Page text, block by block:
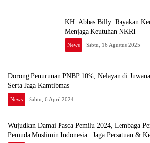
KH. Abbas Billy: Rayakan
Menjaga Keutuhan NKRI
News Sabtu, 16 Agustus 2025
Dorong Penurunan PNBP 10%, Nelayan di
Serta Jaga Kamtibmas
News Sabtu, 6 April 2024
Wujudkan Damai Pasca Pemilu 2024, Lembaga
Pemuda Muslimin Indonesia : Jaga Persatuan &